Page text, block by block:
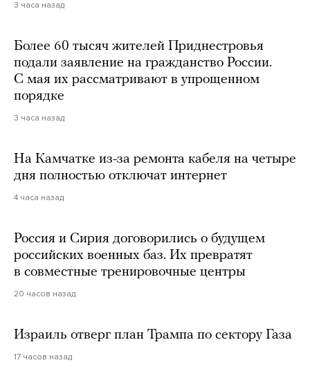
3 часа назад
Более 60 тысяч жителей Приднестровья
подали заявление на гражданство России.
С мая их рассматривают в упрощенном
порядке
3 часа назад
На Камчатке из-за ремонта кабеля на четыре
дня полностью отключат интернет
4 часа назад
Россия и Сирия договорились о будущем
российских военных баз. Их превратят
в совместные тренировочные центры
20 часов назад
Израиль отверг план Трампа по сектору Газа
17 часов назад